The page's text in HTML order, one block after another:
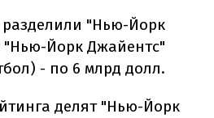
разделили "Нью-Йорк
"Нью-Йорк Джайентс"
- по 6 млрд долл.
делят "Нью-Йорк